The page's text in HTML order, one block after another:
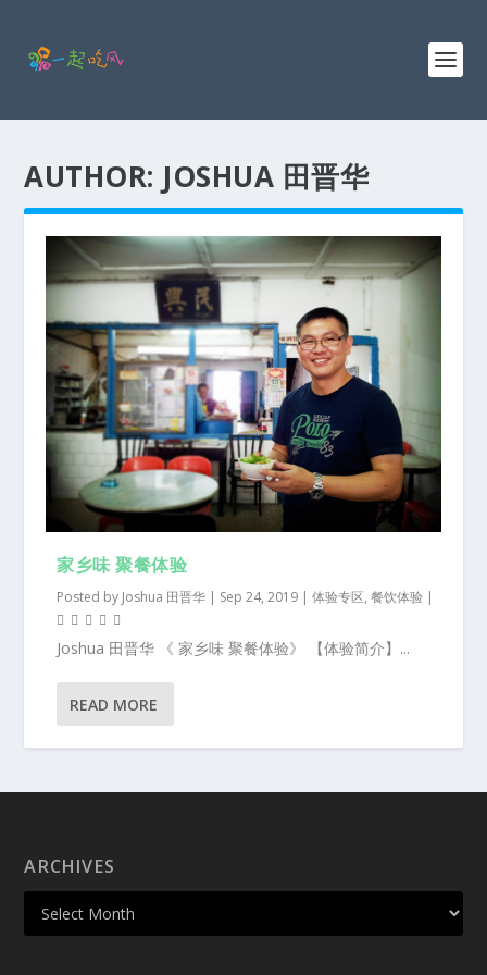
AUTHOR: JOSHUA 田晋华
家乡味 聚餐体验
Posted by Joshua 田晋华 | Sep 24, 2019 |体验专区,餐饮体验 |
Joshua 田晋华 《 家乡味 聚餐体验》 【体验简介】...
READ MORE
ARCHIVES